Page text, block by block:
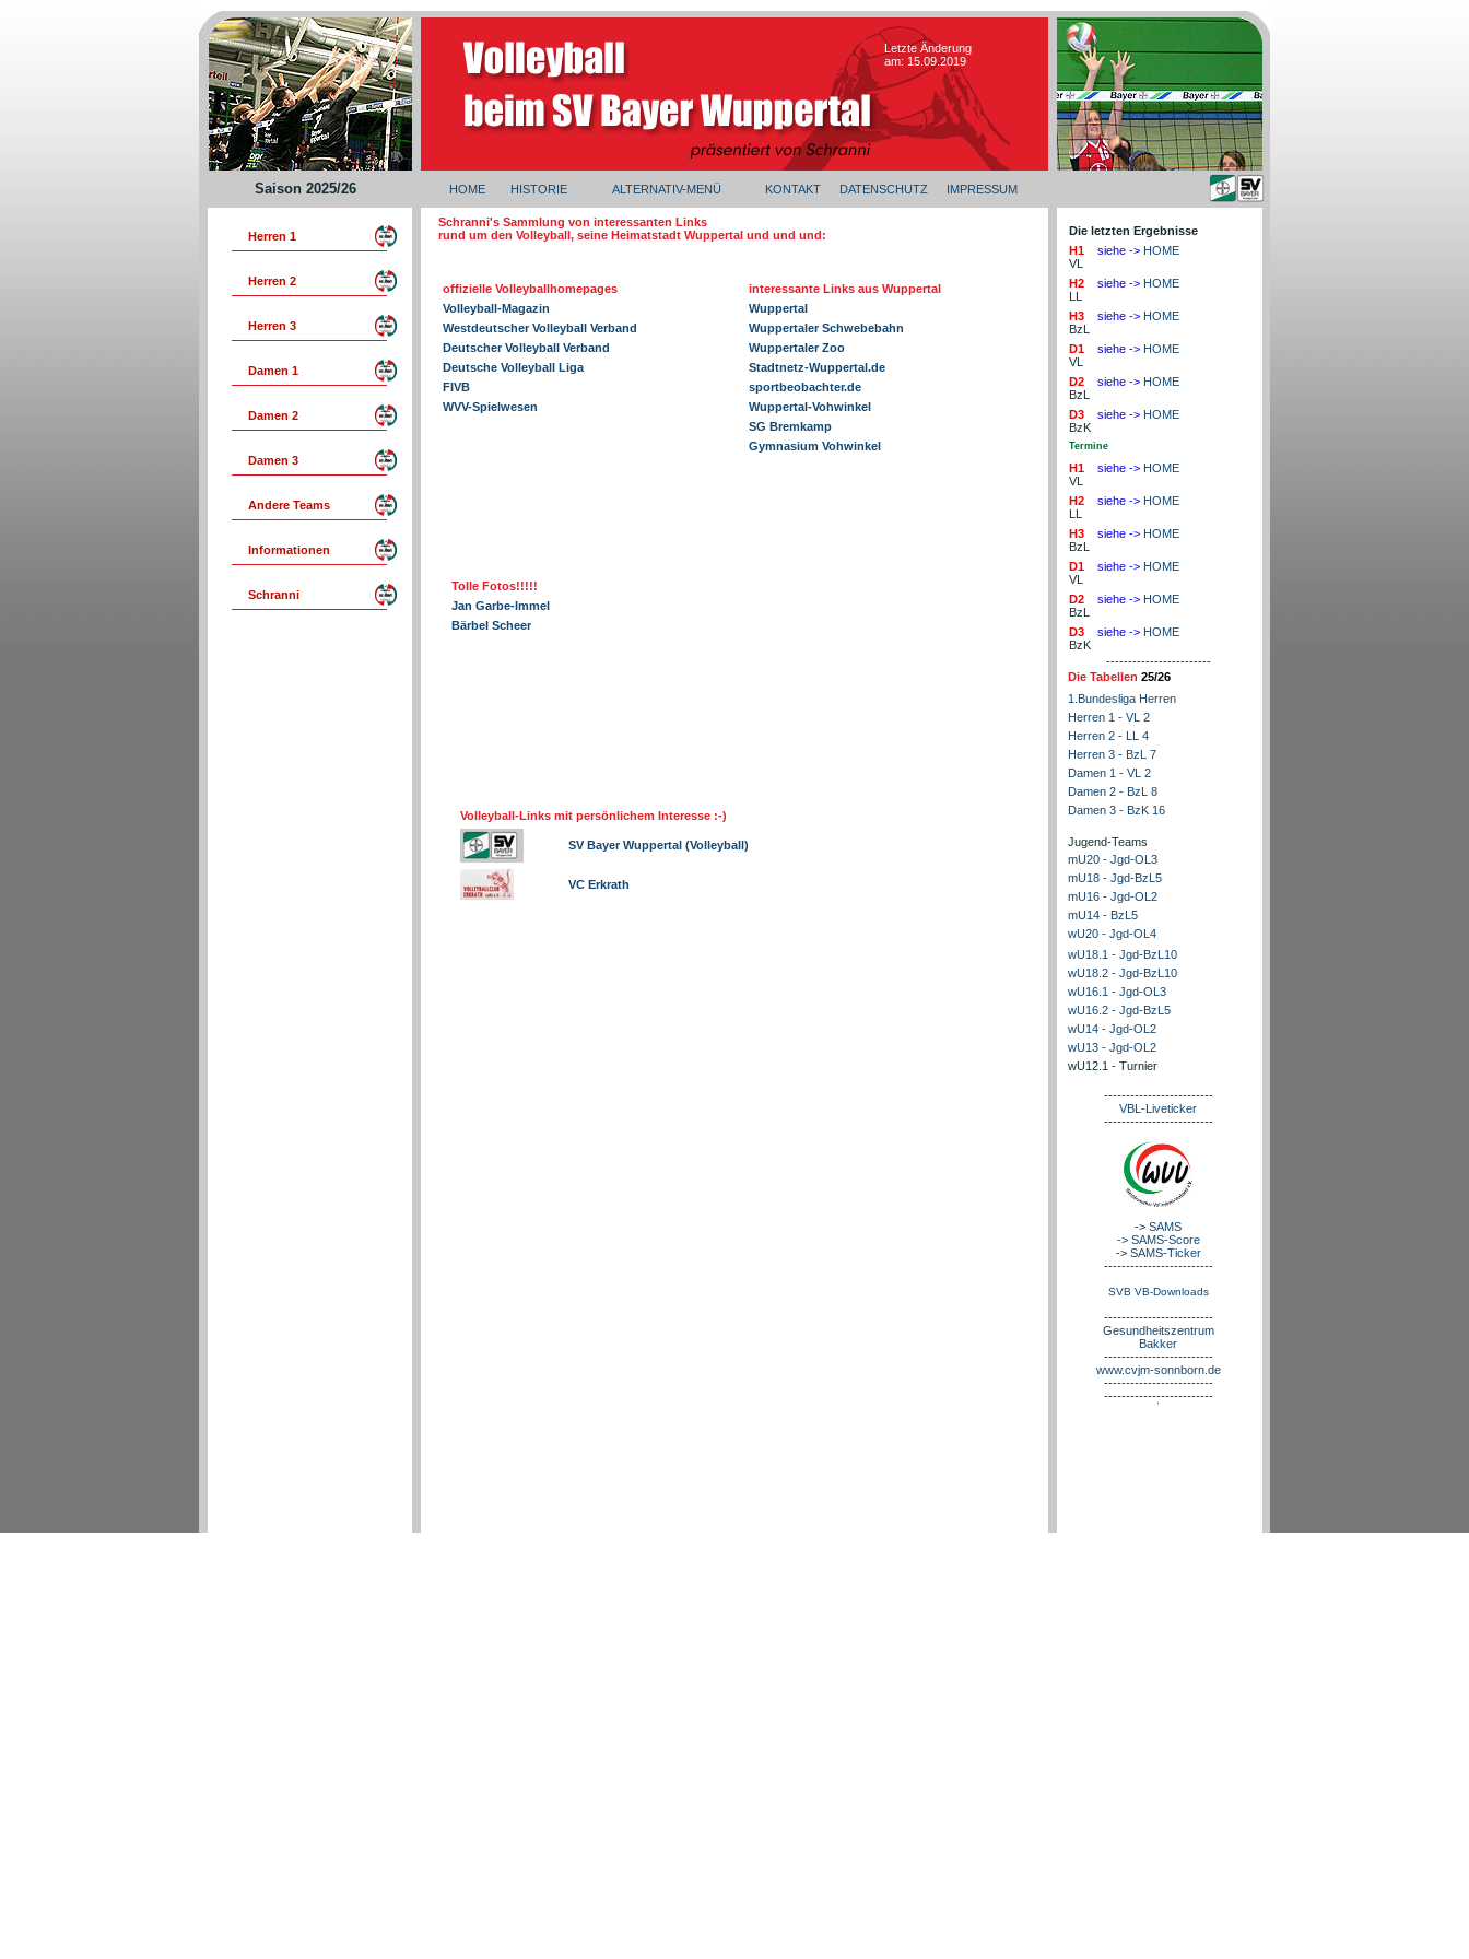
Letzte Änderung
am: 15.09.2019
Saison 2025/26 HOME HISTORIE ALTERNATIV-MENÜ KONTAKT DATENSCHUTZ IMPRESSUM
Herren 1
Herren 2
Herren 3
Damen 1
Damen 2
Damen 3
Andere Teams
Informationen
Schranni
Schranni's Sammlung von interessanten Links
rund um den Volleyball, seine Heimatstadt Wuppertal und und und:
offizielle Volleyballhomepages
Volleyball-Magazin
Westdeutscher Volleyball Verband
Deutscher Volleyball Verband
Deutsche Volleyball Liga
FIVB
WVV-Spielwesen
interessante Links aus Wuppertal
Wuppertal
Wuppertaler Schwebebahn
Wuppertaler Zoo
Stadtnetz-Wuppertal.de
sportbeobachter.de
Wuppertal-Vohwinkel
SG Bremkamp
Gymnasium Vohwinkel
Tolle Fotos!!!!!
Jan Garbe-Immel
Bärbel Scheer
Volleyball-Links mit persönlichem Interesse :-)
SV Bayer Wuppertal (Volleyball)
VC Erkrath
Die letzten Ergebnisse
H1
VL
siehe -> HOME
H2
LL
siehe -> HOME
H3
BzL
siehe -> HOME
D1
VL
siehe -> HOME
D2
BzL
siehe -> HOME
D3
BzK
siehe -> HOME
Termine
H1
VL
siehe -> HOME
H2
LL
siehe -> HOME
H3
BzL
siehe -> HOME
D1
VL
siehe -> HOME
D2
BzL
siehe -> HOME
D3
BzK
siehe -> HOME
------------------------
Die Tabellen 25/26
1.Bundesliga Herren
Herren 1 - VL 2
Herren 2 - LL 4
Herren 3 - BzL 7
Damen 1 - VL 2
Damen 2 - BzL 8
Damen 3 - BzK 16
Jugend-Teams
mU20 - Jgd-OL3
mU18 - Jgd-BzL5
mU16 - Jgd-OL2
mU14 - BzL5
wU20 - Jgd-OL4
wU18.1 - Jgd-BzL10
wU18.2 - Jgd-BzL10
wU16.1 - Jgd-OL3
wU16.2 - Jgd-BzL5
wU14 - Jgd-OL2
wU13 - Jgd-OL2
wU12.1 - Turnier
-------------------------
VBL-Liveticker
-------------------------
-> SAMS
-> SAMS-Score
-> SAMS-Ticker
-------------------------
SVB VB-Downloads
-------------------------
Gesundheitszentrum
Bakker
-------------------------
www.cvjm-sonnborn.de
-------------------------
-------------------------